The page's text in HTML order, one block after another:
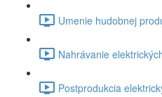
Umenie hudobnej
Nahrávanie
Postprodukcia